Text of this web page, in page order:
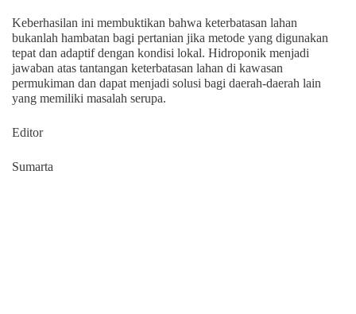
Keberhasilan ini membuktikan bahwa keterbatasan lahan
bukanlah hambatan bagi pertanian jika metode yang digunakan
tepat dan adaptif dengan kondisi lokal. Hidroponik menjadi
jawaban atas tantangan keterbatasan lahan di kawasan
permukiman dan dapat menjadi solusi bagi daerah-daerah lain
yang memiliki masalah serupa.
Editor
Sumarta